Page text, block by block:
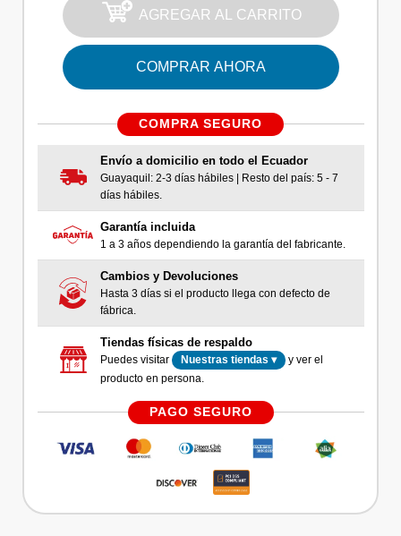
AGREGAR AL CARRITO
COMPRAR AHORA
COMPRA SEGURO
Envío a domicilio en todo el Ecuador
Guayaquil: 2-3 días hábiles | Resto del país: 5 - 7
días hábiles.
Garantía incluida
1 a 3 años dependiendo la garantía del fabricante.
Cambios y Devoluciones
Hasta 3 días si el producto llega con defecto de
fábrica.
Tiendas físicas de respaldo
Puedes visitar Nuestras tiendas ▾
y ver el
producto en persona.
PAGO SEGURO